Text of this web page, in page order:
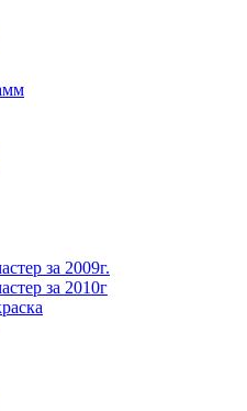
за 2009г.
за 2010г